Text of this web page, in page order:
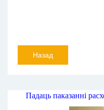
Назад
Падаць паказанні